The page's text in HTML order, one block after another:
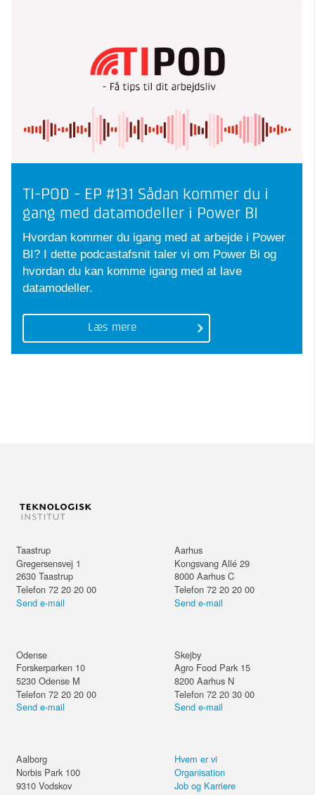
TI-POD - EP #131 Sådan kommer du i
gang med datamodeller i Power BI
Hvordan kommer du igang med at arbejde i Power
BI? I dette podcastafsnit taler vi om Power Bi og
hvordan du kan komme igang med at lave
datamodeller.
Læs mere
Taastrup
Gregersensvej 1
2630 Taastrup
Telefon 72 20 20 00
Send e-mail
Aarhus
Kongsvang Allé 29
8000 Aarhus C
Telefon 72 20 20 00
Send e-mail
Odense
Forskerparken 10
5230 Odense M
Telefon 72 20 20 00
Send e-mail
Skejby
Agro Food Park 15
8200 Aarhus N
Telefon 72 20 30 00
Send e-mail
Aalborg
Norbis Park 100
9310 Vodskov
Hvem er vi
Organisation
Job og Karriere